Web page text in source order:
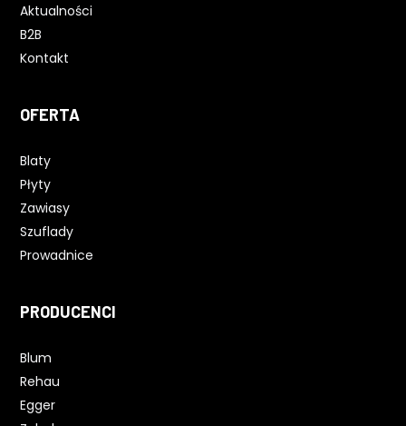
Aktualności
B2B
Kontakt
OFERTA
Blaty
Płyty
Zawiasy
Szuflady
Prowadnice
PRODUCENCI
Blum
Rehau
Egger